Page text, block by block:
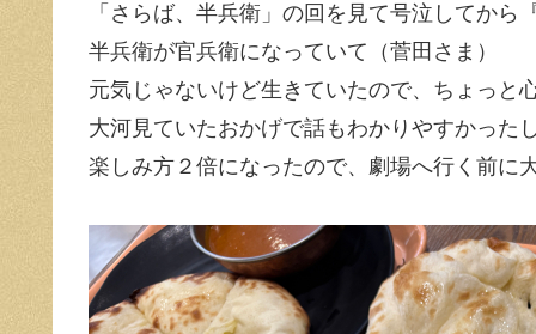
「さらば、半兵衛」の回を見て号泣してから
半兵衛が官兵衛になっていて（菅田さま）
元気じゃないけど生きていたので、ちょっと
大河見ていたおかげで話もわかりやすかった
楽しみ方２倍になったので、劇場へ行く前に